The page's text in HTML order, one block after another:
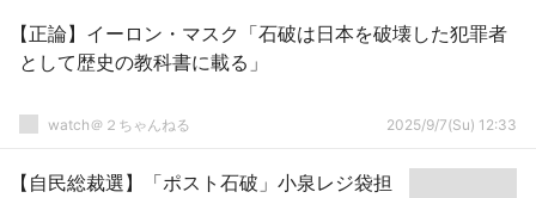
【正論】イーロン・マスク「石破は日本を破壊した犯罪者
として歴史の教科書に載る」
watch＠２ちゃんねる 2025/9/7(Su) 12:33
【自民総裁選】「ポスト石破」小泉レジ袋担